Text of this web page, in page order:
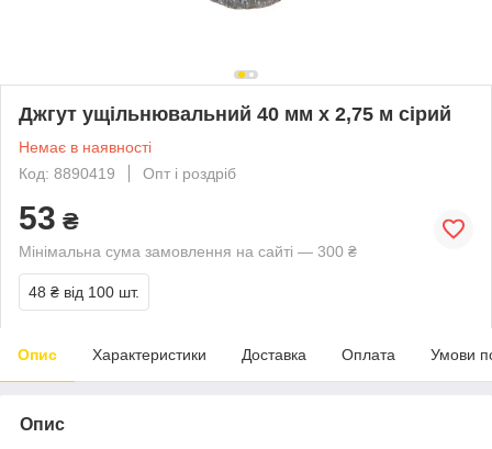
Джгут ущільнювальний 40 мм х 2,75 м сірий
Немає в наявності
Код: 8890419
Опт і роздріб
53 ₴
Мінімальна сума замовлення на сайті — 300 ₴
48 ₴ від 100 шт.
Опис Характеристики Доставка Оплата Умови
Опис